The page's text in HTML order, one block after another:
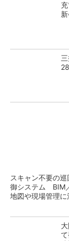
スキャン不要の
御システム BIM
地図や現場管理に